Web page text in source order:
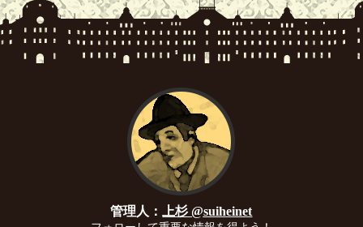
管理人：上杉 @suiheinet